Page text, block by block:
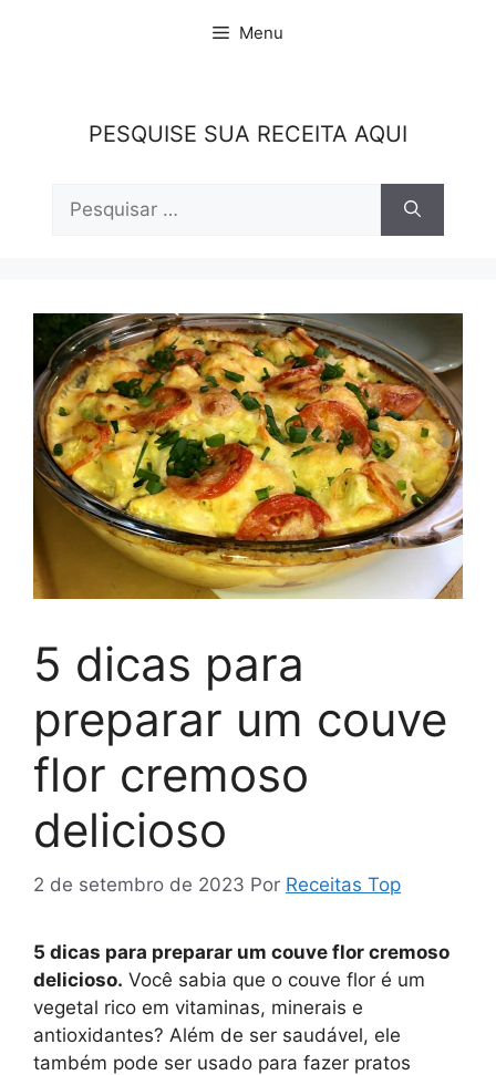
Menu
PESQUISE SUA RECEITA AQUI
por:
5 dicas para
preparar um couve
flor cremoso
delicioso
2 de setembro de 2023 Por Receitas Top
5 dicas para preparar um couve flor cremoso
delicioso. Você sabia que o couve flor é um
vegetal rico em vitaminas, minerais e
antioxidantes? Além de ser saudável, ele
também pode ser usado para fazer pratos